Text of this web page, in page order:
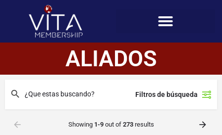
ALIADOS
Filtros de búsqueda
Showing 1-9out of 273results